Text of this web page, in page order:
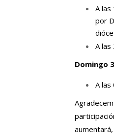
A
por
A las
Domingo
A las